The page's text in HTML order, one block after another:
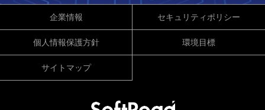
企業情報 セキュリティポリシー
個人情報保護方針 環境目標
サイトマップ